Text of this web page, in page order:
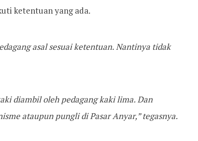
ketentuan yang ada.
asal sesuai ketentuan. Nantinya tidak
diambil oleh pedagang kaki lima. Dan
ataupun pungli di Pasar Anyar,” tegasnya.